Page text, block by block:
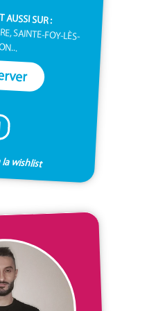
AUSSI SUR :
SAINTE-FOY-LÈS-
wishlist